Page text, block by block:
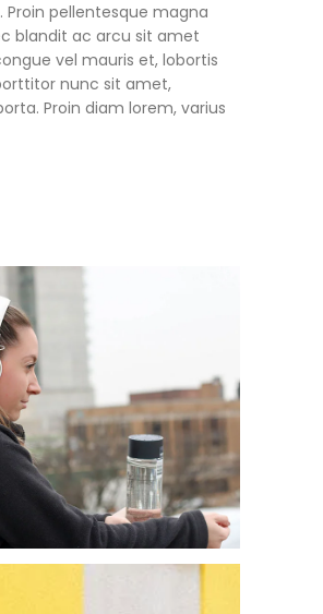
pellentesque magna
blandit ac arcu sit amet
vel mauris et, lobortis
nunc sit amet,
Proin diam lorem, varius